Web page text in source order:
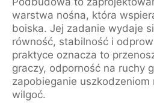
warstwa nośna, która
boiska. Jej zadanie wydaje
równość, stabilność i
praktyce oznacza to
graczy, odporność na ruchy
zapobieganie uszkodzeniom
wilgoć.